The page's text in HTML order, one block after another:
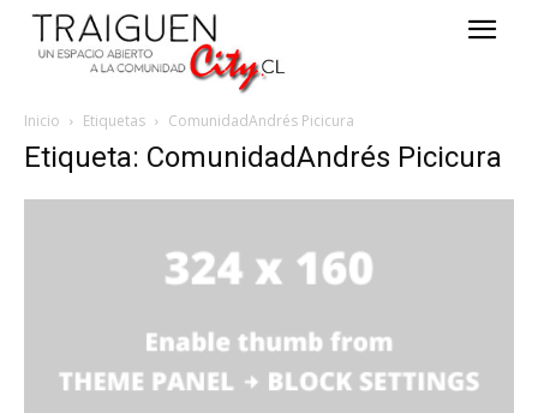
Inicio Etiquetas ComunidadAndrés Picicura
Etiqueta: ComunidadAndrés Picicura